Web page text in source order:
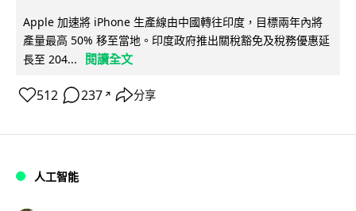
Apple 加速將 iPhone 生產線由中國轉往印度，目標兩年內將
產量最高 50% 移至當地。印度政府推出關稅豁免及稅務優惠延
長至 204...
閱讀全文
512 237 ↗ 分享
人工智能